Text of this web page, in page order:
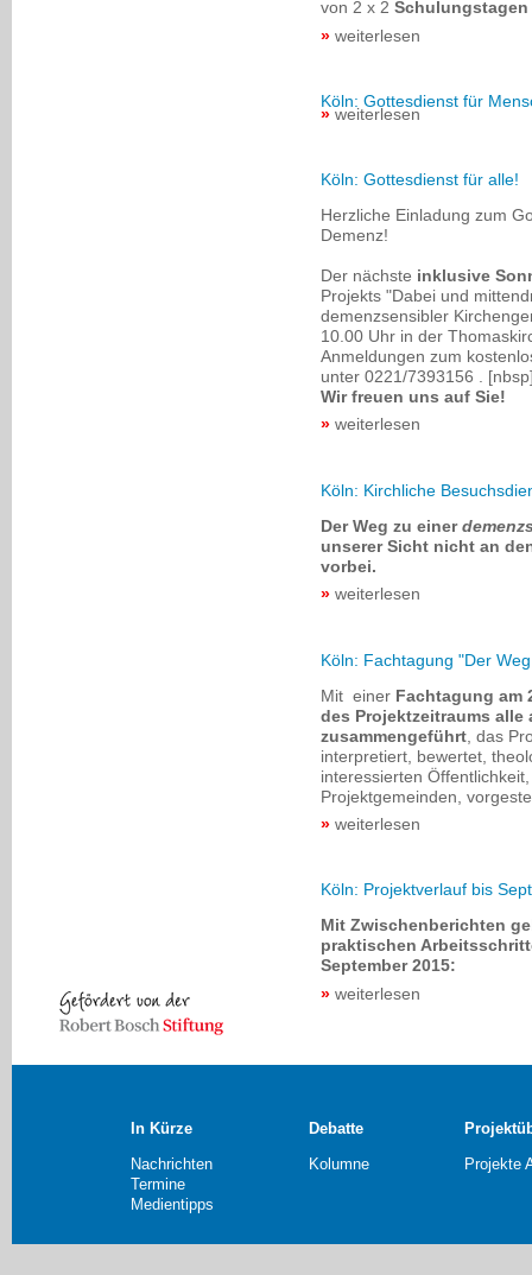
von 2 x 2 Schulungstagen
weiterlesen
Köln: Gottesdienst für
weiterlesen
Köln: Gottesdienst für alle!
Herzliche Einladung zum
Demenz!
Der nächste inklusive
Projekts "Dabei und
demenzsensibler
10.00 Uhr in der
Anmeldungen zum
unter 0221/7393156 .
Wir freuen uns auf Sie!
weiterlesen
Köln: Kirchliche
Der Weg zu einer
unserer Sicht nicht an
vorbei.
weiterlesen
Köln: Fachtagung "Der
Mit einer Fachtagung am
des Projektzeitraums alle
zusammengeführt , das
interpretiert, bewertet,
interessierten
Projektgemeinden,
weiterlesen
Köln: Projektverlauf bis
Mit Zwischenberichten
praktischen
September 2015:
weiterlesen
In Kürze
Nachrichten
Termine
Medientipps
Debatte
Kolumne
Projekte